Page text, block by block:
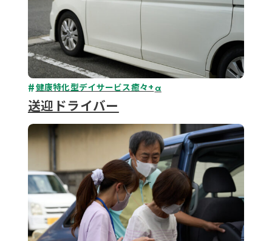
健康特化型デイサービス癒々+α
送迎ドライバー